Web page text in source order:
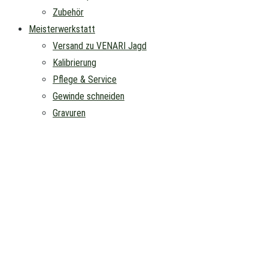
Zubehör
Meisterwerkstatt
Versand zu VENARI Jagd
Kalibrierung
Pflege & Service
Gewinde schneiden
Gravuren